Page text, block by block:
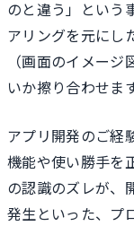
のと違う」という
アリングを元にし
（画面のイメー
いか擦り合わせます
アプリ開発のご経
機能や使い勝手を
の認識のズレが、
発生といった、プ